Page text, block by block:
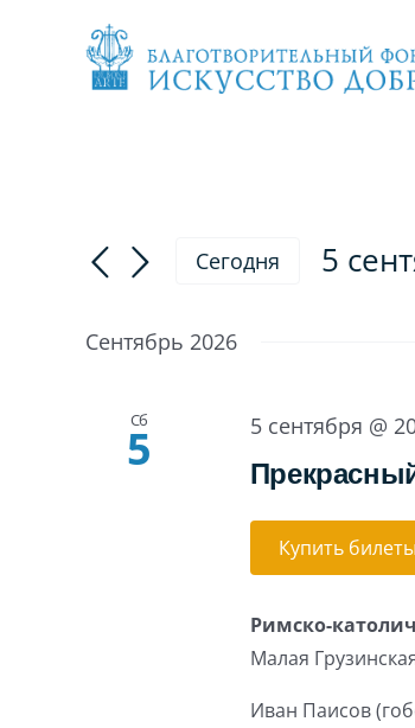
Сегодня 5
Сентябрь 2026
Сб
5 5 сентября @
Купить билеты
Римско-
Малая
Иван Паисов